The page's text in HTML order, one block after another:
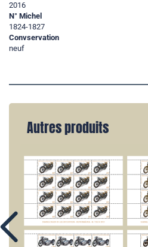
2016
N° Michel
1824-1827
Convservation
neuf
Autres produits